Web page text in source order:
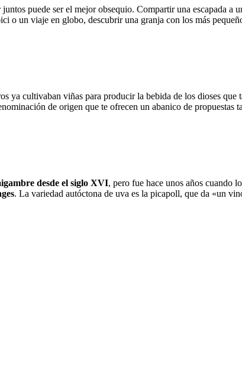
puede ser el mejor obsequio. Compartir una escapada a
o un viaje en globo, descubrir una granja con los más
ya cultivaban viñas para producir la bebida de los dioses
de origen que te ofrecen un abanico de
desde el siglo XVI, pero fue hace unos años cuando
. La variedad autóctona de uva es la picapoll, que da «un